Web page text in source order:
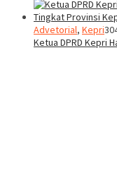
Advetorial, Kepri
Ketua DPRD Kepri